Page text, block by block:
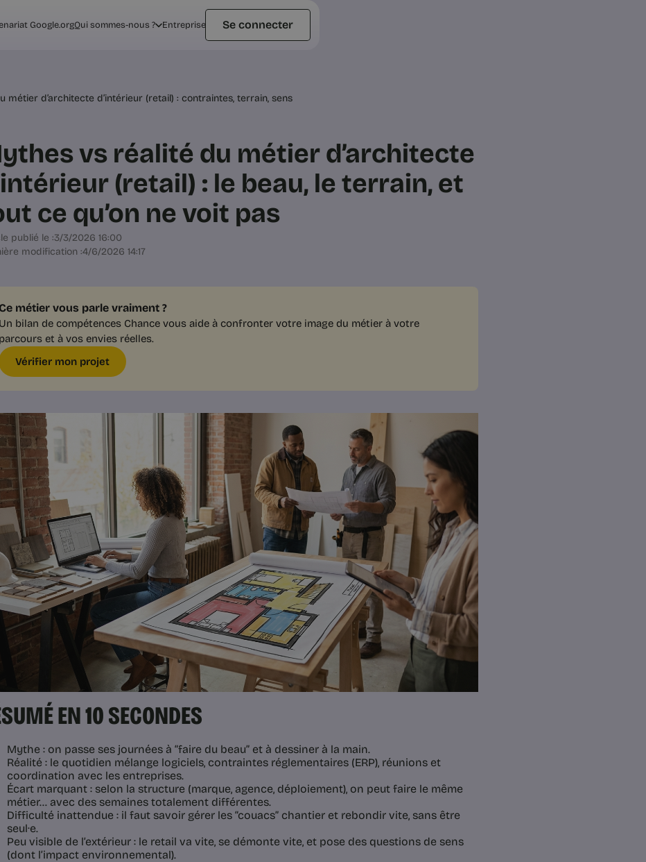
Google.orgQui sommes-nous ? Entreprise Se connecter
métier d’architecte d’intérieur (retail) : contraintes, terrain, sens
vs réalité du métier d’architecte
(retail) : le beau, le terrain, et
ce qu’on ne voit pas
publié le :3/3/2026 16:00
modification :4/6/2026 14:17
Ce métier vous parle vraiment ?
Un bilan de compétences Chance vous aide à confronter votre image du métier à votre
parcours et à vos envies réelles.
Vérifier mon projet
EN 10 SECONDES
Mythe : on passe ses journées à “faire du beau” et à dessiner à la main.
Réalité : le quotidien mélange logiciels, contraintes réglementaires (ERP), réunions et
coordination avec les entreprises.
Écart marquant : selon la structure (marque, agence, déploiement), on peut faire le même
métier… avec des semaines totalement différentes.
Difficulté inattendue : il faut savoir gérer les “couacs” chantier et rebondir vite, sans être
seul·e.
Peu visible de l’extérieur : le retail va vite, se démonte vite, et pose des questions de sens
(dont l’impact environnemental).